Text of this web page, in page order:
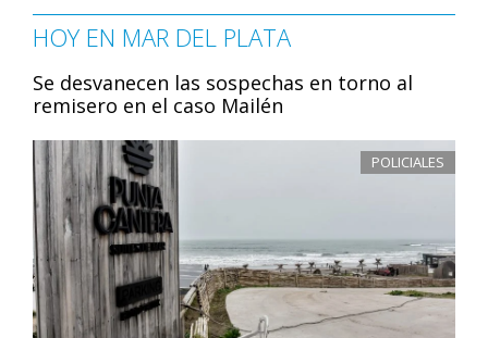
HOY EN MAR DEL PLATA
Se desvanecen las sospechas en torno al
remisero en el caso Mailén
POLICIALES